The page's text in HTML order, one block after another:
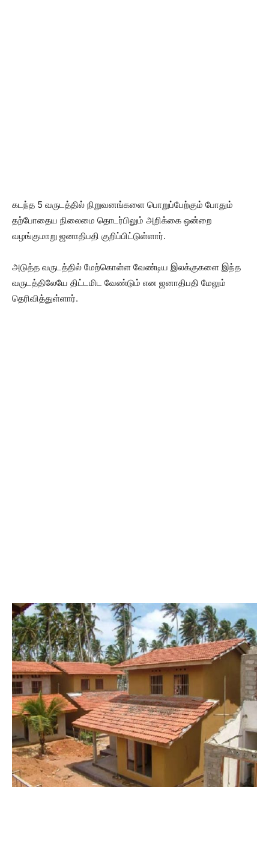
கடந்த 5 வருடத்தில் நிறுவனங்களை பொறுப்பேற்கும் போதும்
தற்போதைய நிலைமை தொடர்பிலும் அறிக்கை ஒன்றை
வழங்குமாறு ஜனாதிபதி குறிப்பிட்டுள்ளார்.
அடுத்த வருடத்தில் மேற்கொள்ள வேண்டிய இலக்குகளை இந்த
வருடத்திலேயே திட்டமிட வேண்டும் என ஜனாதிபதி மேலும்
தெரிவித்துள்ளார்.